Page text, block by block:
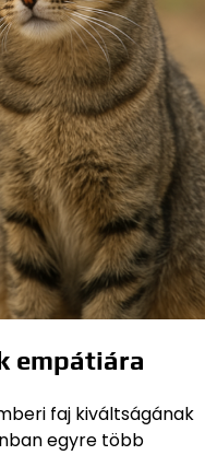
empátiára
faj kiváltságának
egyre több